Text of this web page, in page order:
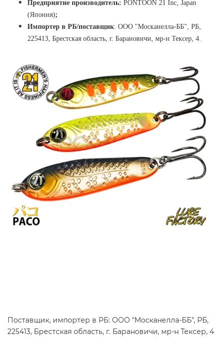
Предприятие производитель: PONTOON 21 Inc, Japan
(Япония);
Импортер в РБ/поставщик: ООО "Москанелла-ББ", РБ,
225413, Брестская область, г. Барановичи, мр-н Тексер, 4.
Поставщик, импортер в РБ: ООО "Москанелла-ББ", РБ,
225413, Брестская область, г. Барановичи, мр-н Тексер, 4